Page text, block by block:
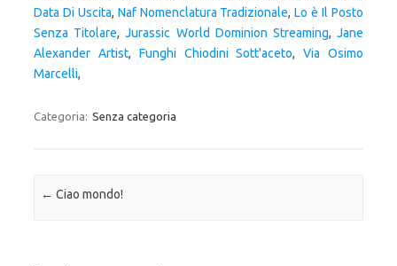
Data Di Uscita, Naf Nomenclatura Tradizionale,Lo è Il Posto
Senza Titolare,Jurassic World Dominion Streaming,Jane
Alexander Artist, Funghi Chiodini Sott'aceto,Via Osimo
Marcelli,
Categoria: Senza categoria
Navigazione articolo
← Ciao mondo!